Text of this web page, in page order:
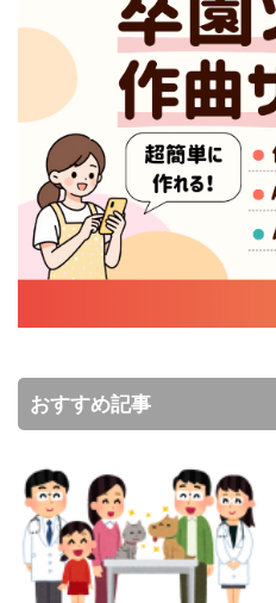
おすすめ記事